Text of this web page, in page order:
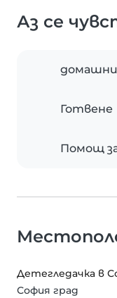
Аз се
Готвене
Помощ
Детегледачка в
София град